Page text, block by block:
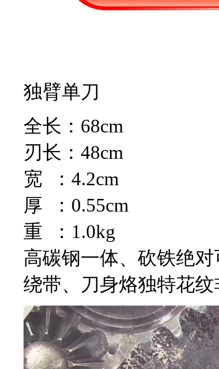
独臂单刀
全长：68cm
刃长：48cm
宽 ：4.2cm
厚 ：0.55cm
重 ：1.0kg
高碳钢一体、砍铁绝
绕带、刀身烙独特花